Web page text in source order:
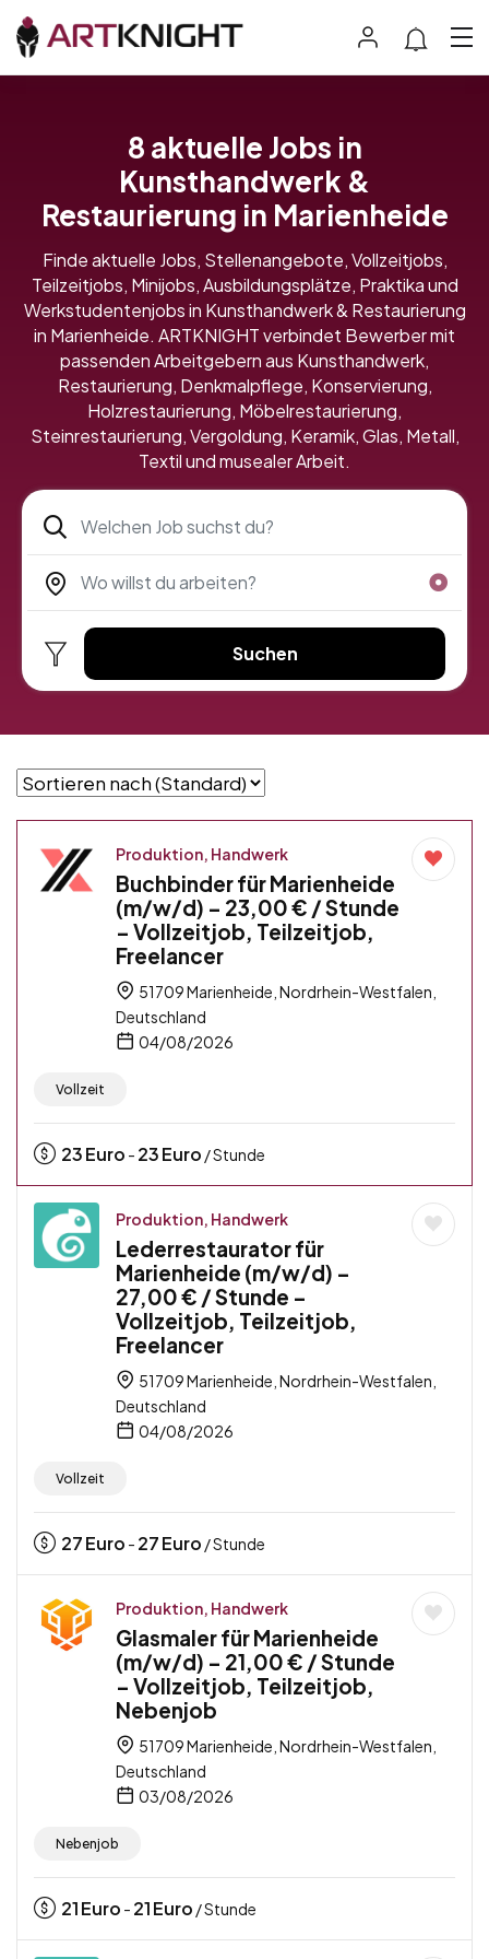
8 aktuelle Jobs in
Kunsthandwerk &
Restaurierung in Marienheide
Finde aktuelle Jobs, Stellenangebote, Vollzeitjobs,
Teilzeitjobs, Minijobs, Ausbildungsplätze, Praktika und
Werkstudentenjobs in Kunsthandwerk & Restaurierung
in Marienheide. ARTKNIGHT verbindet Bewerber mit
passenden Arbeitgebern aus Kunsthandwerk,
Restaurierung, Denkmalpflege, Konservierung,
Holzrestaurierung, Möbelrestaurierung,
Steinrestaurierung, Vergoldung, Keramik, Glas, Metall,
Textil und musealer Arbeit.
Suchen
Produktion, Handwerk
Buchbinder für Marienheide
(m/w/d) – 23,00 € / Stunde
– Vollzeitjob, Teilzeitjob,
Freelancer
51709 Marienheide, Nordrhein-Westfalen,
Deutschland
04/08/2026
Vollzeit
23Euro - 23Euro / Stunde
Produktion, Handwerk
Lederrestaurator für
Marienheide (m/w/d) –
27,00 € / Stunde –
Vollzeitjob, Teilzeitjob,
Freelancer
51709 Marienheide, Nordrhein-Westfalen,
Deutschland
04/08/2026
Vollzeit
27Euro - 27Euro / Stunde
Produktion, Handwerk
Glasmaler für Marienheide
(m/w/d) – 21,00 € / Stunde
– Vollzeitjob, Teilzeitjob,
Nebenjob
51709 Marienheide, Nordrhein-Westfalen,
Deutschland
03/08/2026
Nebenjob
21Euro - 21Euro / Stunde